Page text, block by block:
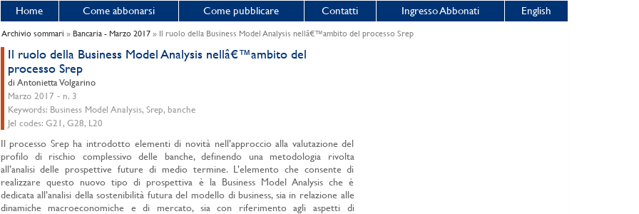
Home Come abbonarsi Come pubblicare Contatti Ingresso Abbonati English
Archivio sommari » Bancaria - Marzo 2017» Il ruolo della Business Model Analysis nellâ€™ambito del processo Srep
Il ruolo della Business Model Analysis nellâ€™ambito del
processo Srep
di Antonietta Volgarino
Marzo 2017 - n. 3
Keywords: Business Model Analysis, Srep, banche
Jel codes: G21, G28, L20
Il processo Srep ha introdotto elementi di novità nell’approccio alla valutazione del
profilo di rischio complessivo delle banche, definendo una metodologia rivolta
all’analisi delle prospettive future di medio termine. L’elemento che consente di
realizzare questo nuovo tipo di prospettiva è la Business Model Analysis che è
dedicata all’analisi della sostenibilità futura del modello di business, sia in relazione alle
dinamiche macroeconomiche e di mercato, sia con riferimento agli aspetti di